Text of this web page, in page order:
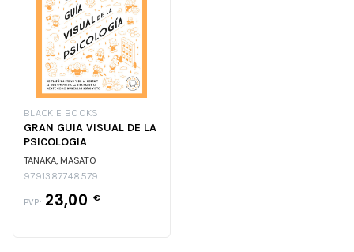
BLACKIE BOOKS
GRAN GUIA VISUAL DE LA
PSICOLOGIA
TANAKA, MASATO
9791387748579
PVP: 23,00 €